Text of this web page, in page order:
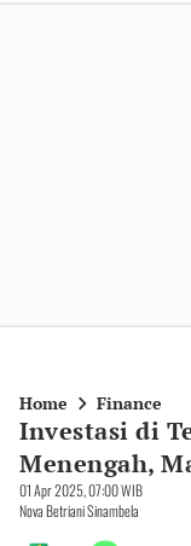
Home Finance
Investasi di
Menengah,
01 Apr 2025, 07:00 WIB
Nova Betriani Sinambela